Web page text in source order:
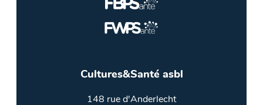
Cultures&Santé asbl
148 rue d'Anderlecht